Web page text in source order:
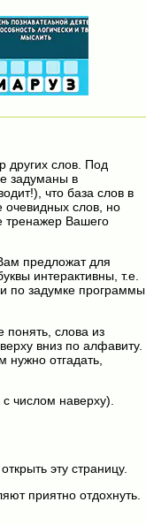
других слов. Под
задуманы в
что база слов в
очевидных слов, но
тренажер Вашего
предложат для
интерактивны, т.е.
по задумке программы
понять, слова из
вниз по алфавиту.
нужно отгадать,
числом наверху).
эту страницу.
приятно отдохнуть.